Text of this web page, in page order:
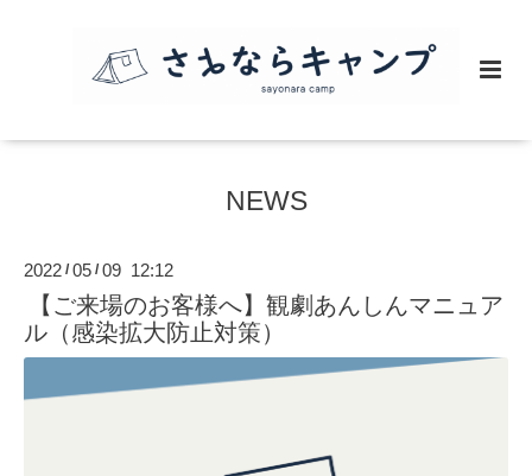
NEWS
2022 /05 /09 12:12
【ご来場のお客様へ】観劇あんしんマニュア
ル（感染拡大防止対策）